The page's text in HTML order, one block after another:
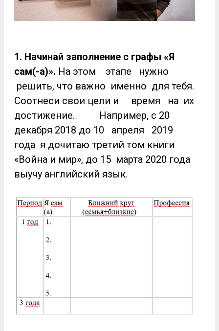
1. Начинай заполнение с графы «Я
сам(-а)». На этом этапе нужно
решить, что важно именно для тебя.
Соотнеси свои цели и время на их
достижение. Например, с 20
декабря 2018 до 10 апреля 2019
года я дочитаю третий том книги
«Война и мир», до 15 марта 2020 года
выучу английский язык.